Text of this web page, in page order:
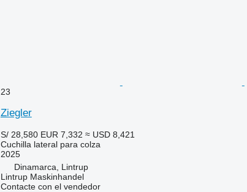
23
Ziegler
S/ 28,580 EUR 7,332 ≈ USD 8,421
Cuchilla lateral para colza
2025
Dinamarca, Lintrup
Lintrup Maskinhandel
Contacte con el vendedor